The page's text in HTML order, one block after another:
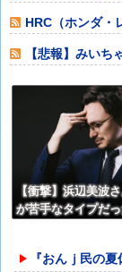
HRC（ホンダ・
「内部目標
【悲報】みい
【衝撃】浜辺美波
が苦手なタイプだ
『おんｊ民の